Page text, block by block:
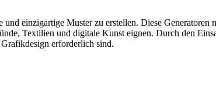
einzigartige Muster zu erstellen. Diese
Textilien und digitale Kunst eignen. Durch den
erforderlich sind.